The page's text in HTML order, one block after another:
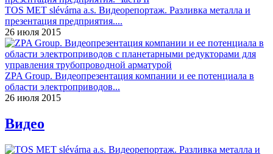
TOS MET slévárna a.s. Видеорепортаж. Разливка металла и
презентация предприятия....
26 июля 2015
ZPA Group. Видеопрезентация компании и ее потенциала в
области электроприводов...
26 июля 2015
Видео